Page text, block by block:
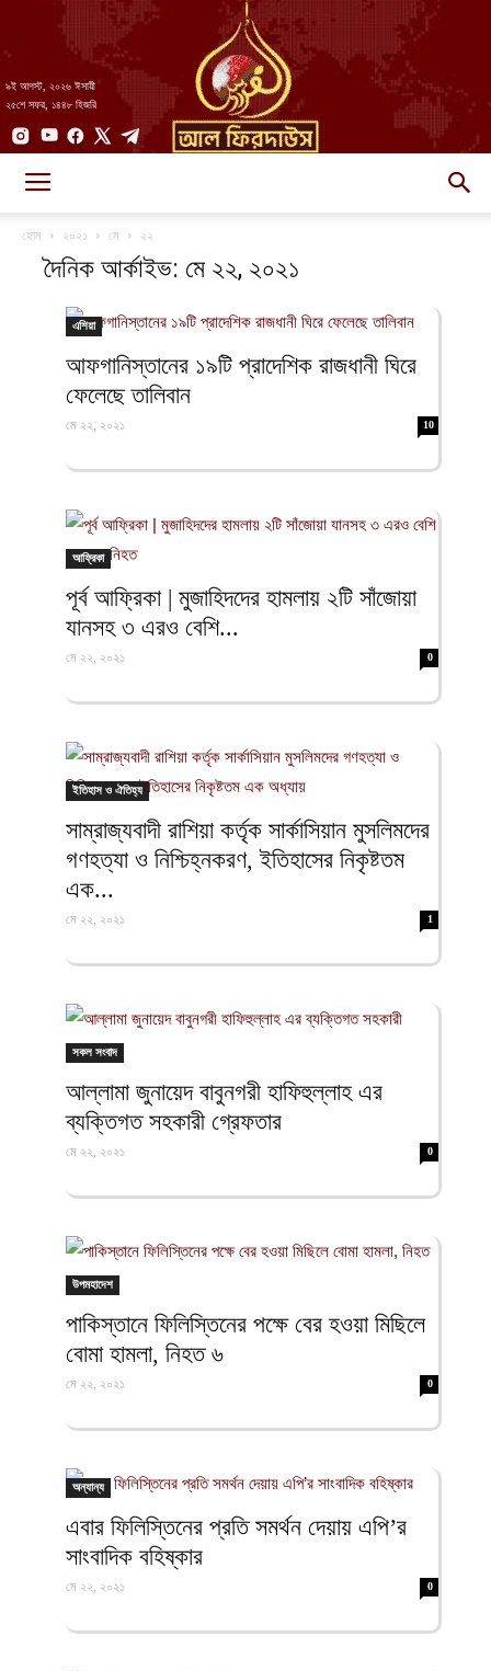
৯ই আগস্ট, ২০২৬ ঈসায়ী
২৫শে সফর, ১৪৪৮ হিজরি
হোম ২০২১ মে ২২
দৈনিক আর্কাইভ: মে ২২, ২০২১
এশিয়া
আফগানিস্তানের ১৯টি প্রাদেশিক রাজধানী ঘিরে
ফেলেছে তালিবান
মে ২২, ২০২১ 10
আফ্রিকা
পূর্ব আফ্রিকা | মুজাহিদদের হামলায় ২টি সাঁজোয়া
যানসহ ৩ এরও বেশি...
মে ২২, ২০২১ 0
ইতিহাস ও ঐতিহ্য
সাম্রাজ্যবাদী রাশিয়া কর্তৃক সার্কাসিয়ান মুসলিমদের
গণহত্যা ও নিশ্চিহ্নকরণ, ইতিহাসের নিকৃষ্টতম
এক...
মে ২২, ২০২১ 1
সকল সংবাদ
আল্লামা জুনায়েদ বাবুনগরী হাফিহুল্লাহ এর
ব্যক্তিগত সহকারী গ্রেফতার
মে ২২, ২০২১ 0
উপমহাদেশ
পাকিস্তানে ফিলিস্তিনের পক্ষে বের হওয়া মিছিলে
বোমা হামলা, নিহত ৬
মে ২২, ২০২১ 0
অন্যান্য
এবার ফিলিস্তিনের প্রতি সমর্থন দেয়ায় এপি’র
সাংবাদিক বহিষ্কার
মে ২২, ২০২১ 0